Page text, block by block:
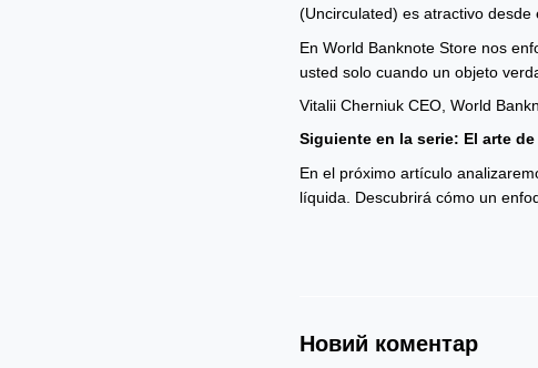
(Uncirculated) es atractivo
En World Banknote Store nos
usted solo cuando un objeto
Vitalii Cherniuk CEO, World
Siguiente en la serie: El arte
En el próximo artículo
líquida. Descubrirá cómo un
Новий коментар